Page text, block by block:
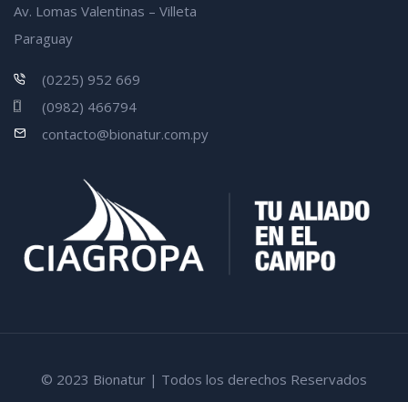
Av. Lomas Valentinas – Villeta
Paraguay
(0225) 952 669
(0982) 466794
contacto@bionatur.com.py
© 2023 Bionatur | Todos los derechos Reservados